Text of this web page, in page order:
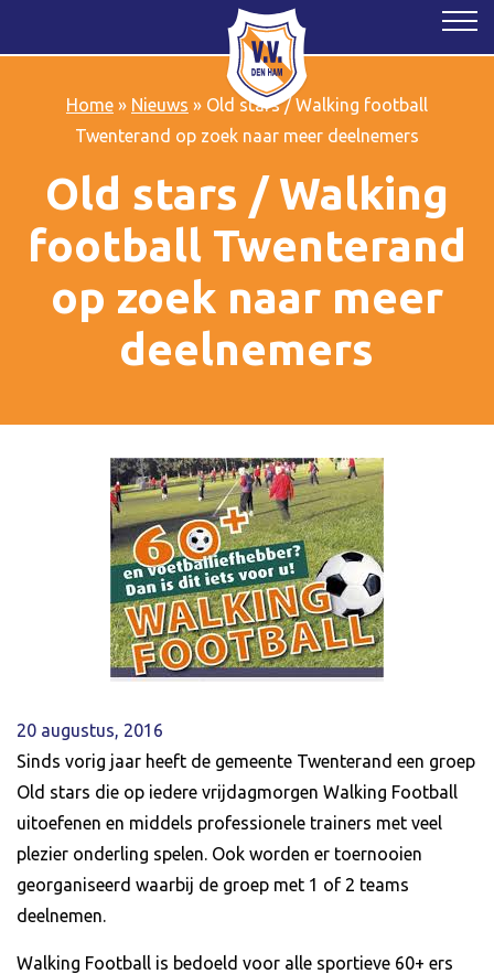
Home» Nieuws » Old stars / Walking football
Twenterand op zoek naar meer deelnemers
Old stars / Walking
football Twenterand
op zoek naar meer
deelnemers
20 augustus, 2016
Sinds vorig jaar heeft de gemeente Twenterand een groep
Old stars die op iedere vrijdagmorgen Walking Football
uitoefenen en middels professionele trainers met veel
plezier onderling spelen. Ook worden er toernooien
georganiseerd waarbij de groep met 1 of 2 teams
deelnemen.
Walking Football is bedoeld voor alle sportieve 60+ ers